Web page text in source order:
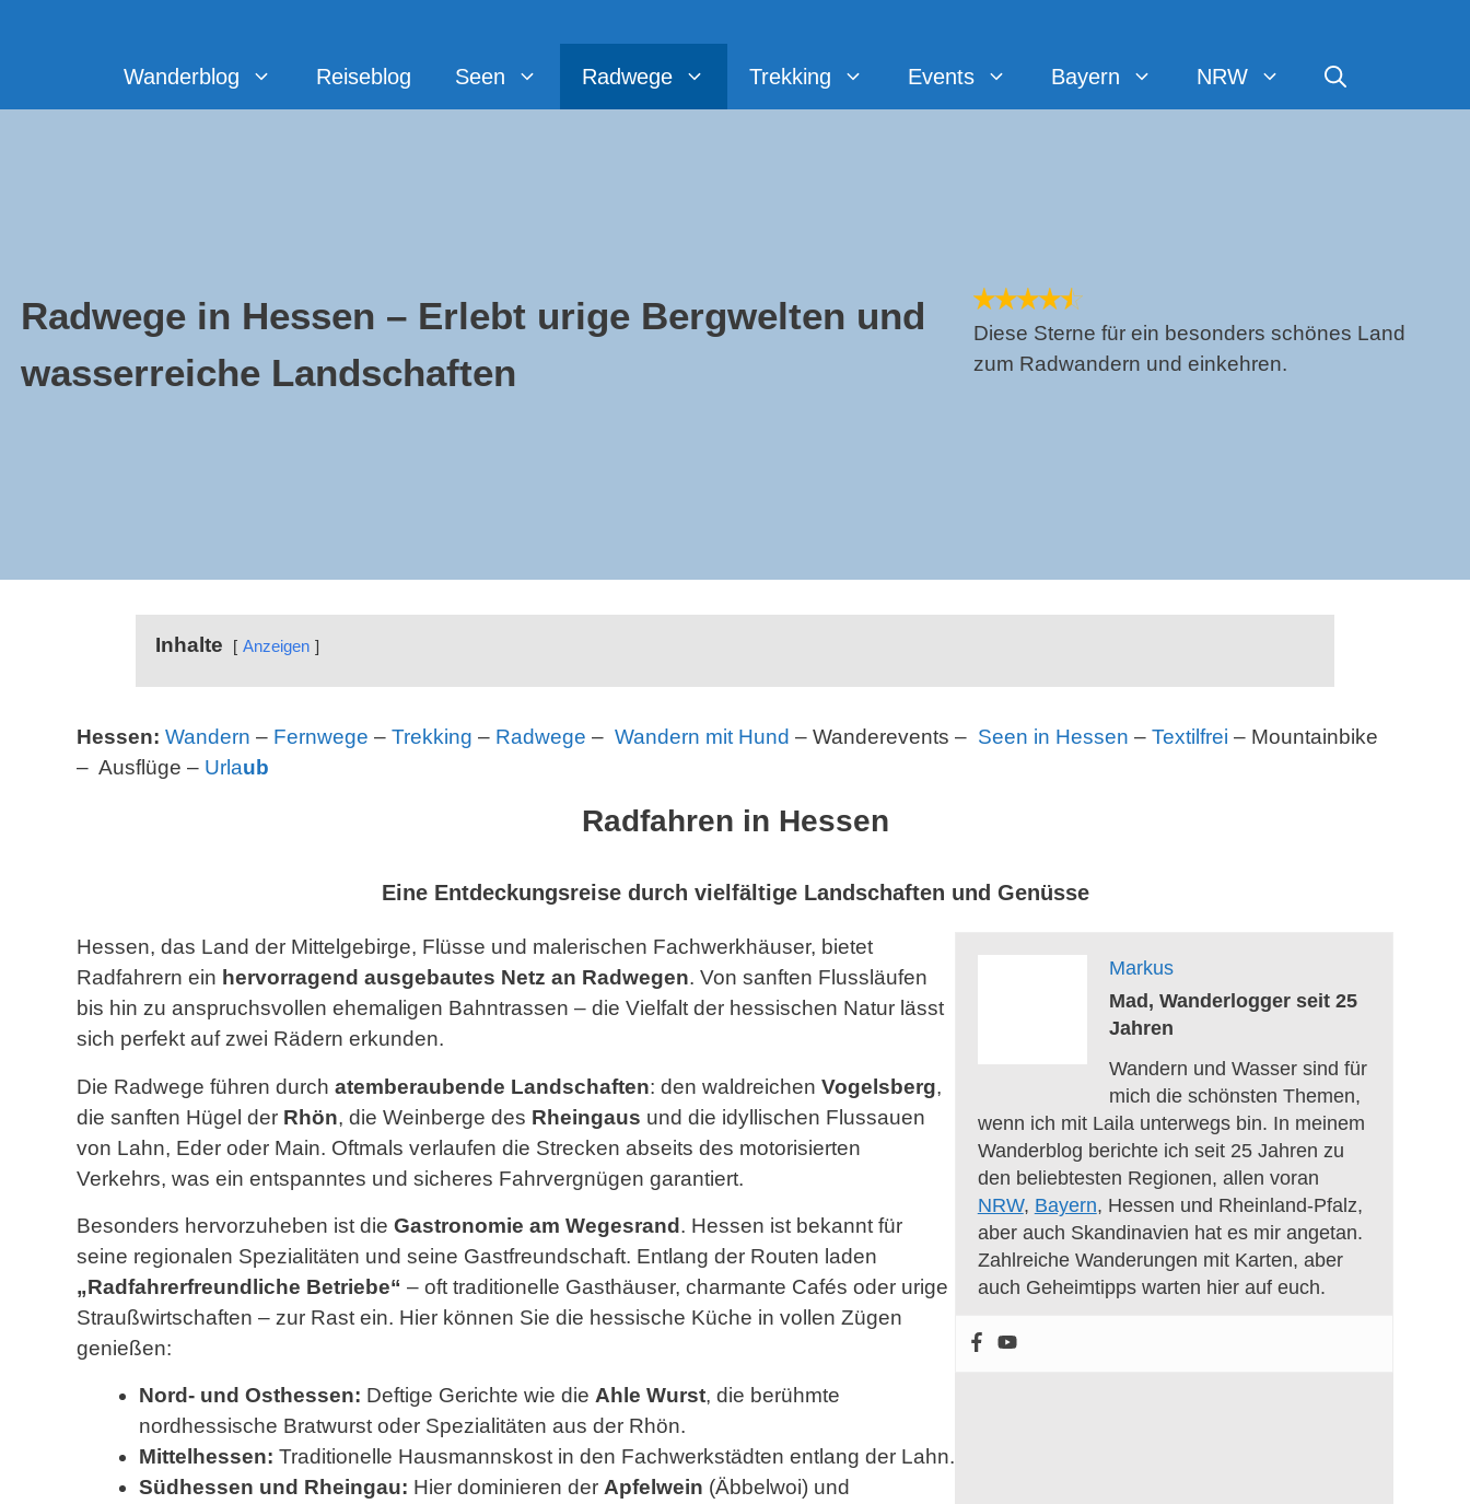
Wanderblog Reiseblog Seen Radwege Trekking Events Bayern NRW
Radwege in Hessen – Erlebt urige Bergwelten und
wasserreiche Landschaften
Diese Sterne für ein besonders schönes Land
zum Radwandern und einkehren.
Inhalte Anzeigen
Hessen: Wandern – Fernwege – Trekking – Radwege – Wandern mit Hund – Wanderevents – Seen in Hessen – Textilfrei – Mountainbike
– Ausflüge – Urlaub
Radfahren in Hessen
Eine Entdeckungsreise durch vielfältige Landschaften und Genüsse
Hessen, das Land der Mittelgebirge, Flüsse und malerischen Fachwerkhäuser, bietet
Radfahrern ein hervorragend ausgebautes Netz an Radwegen. Von sanften Flussläufen
bis hin zu anspruchsvollen ehemaligen Bahntrassen – die Vielfalt der hessischen Natur lässt
sich perfekt auf zwei Rädern erkunden.
Die Radwege führen durch atemberaubende Landschaften: den waldreichen Vogelsberg,
die sanften Hügel der Rhön, die Weinberge des Rheingaus und die idyllischen Flussauen
von Lahn, Eder oder Main. Oftmals verlaufen die Strecken abseits des motorisierten
Verkehrs, was ein entspanntes und sicheres Fahrvergnügen garantiert.
Besonders hervorzuheben ist die Gastronomie am Wegesrand. Hessen ist bekannt für
seine regionalen Spezialitäten und seine Gastfreundschaft. Entlang der Routen laden
„Radfahrerfreundliche Betriebe“ – oft traditionelle Gasthäuser, charmante Cafés oder urige
Straußwirtschaften – zur Rast ein. Hier können Sie die hessische Küche in vollen Zügen
genießen:
Nord- und Osthessen: Deftige Gerichte wie die Ahle Wurst, die berühmte
nordhessische Bratwurst oder Spezialitäten aus der Rhön.
Mittelhessen: Traditionelle Hausmannskost in den Fachwerkstädten entlang der Lahn.
Südhessen und Rheingau: Hier dominieren der Apfelwein (Äbbelwoi) und
Markus
Mad, Wanderlogger seit 25
Jahren
Wandern und Wasser sind für
mich die schönsten Themen,
wenn ich mit Laila unterwegs bin. In meinem
Wanderblog berichte ich seit 25 Jahren zu
den beliebtesten Regionen, allen voran
NRW, Bayern, Hessen und Rheinland-Pfalz,
aber auch Skandinavien hat es mir angetan.
Zahlreiche Wanderungen mit Karten, aber
auch Geheimtipps warten hier auf euch.